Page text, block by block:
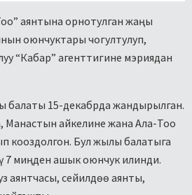
аянтына орнотулган жаңы
оюнчуктары чогултулуп,
“Кабар” агенттигине мэриядан
балаты 15-декабрда жандырылган.
Манастын айкелине жана Ала-Тоо
кооздолгон. Бул жылы балатыга
7 миңден ашык оюнчук илинди.
аянтчасы, сейилдөө аянты,